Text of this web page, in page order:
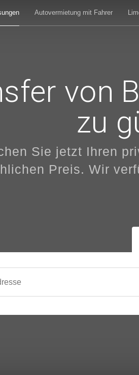
Autovermietung mit Fahrer
von
zu
Sie jetzt Ihren
Preis. Wir